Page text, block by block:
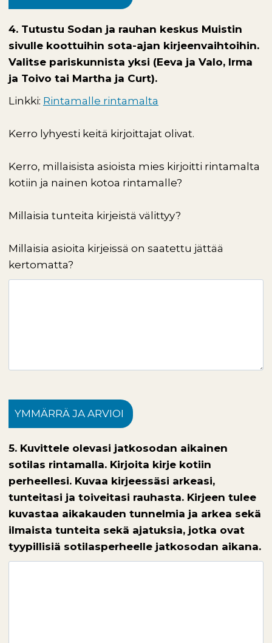
4. Tutustu Sodan ja rauhan keskus Muistin
sivulle koottuihin sota-ajan kirjeenvaihtoihin.
Valitse pariskunnista yksi (Eeva ja Valo, Irma
ja Toivo tai Martha ja Curt).
Linkki: Rintamalle rintamalta
Kerro lyhyesti keitä kirjoittajat olivat.
Kerro, millaisista asioista mies kirjoitti rintamalta
kotiin ja nainen kotoa rintamalle?
Millaisia tunteita kirjeistä välittyy?
Millaisia asioita kirjeissä on saatettu jättää
kertomatta?
YMMÄRRÄ JA ARVIOI
5. Kuvittele olevasi jatkosodan aikainen
sotilas rintamalla. Kirjoita kirje kotiin
perheellesi. Kuvaa kirjeessäsi arkeasi,
tunteitasi ja toiveitasi rauhasta. Kirjeen tulee
kuvastaa aikakauden tunnelmia ja arkea sekä
ilmaista tunteita sekä ajatuksia, jotka ovat
tyypillisiä sotilasperheelle jatkosodan aikana.